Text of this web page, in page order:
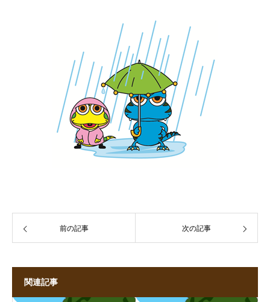
前の記事 次の記事
関連記事